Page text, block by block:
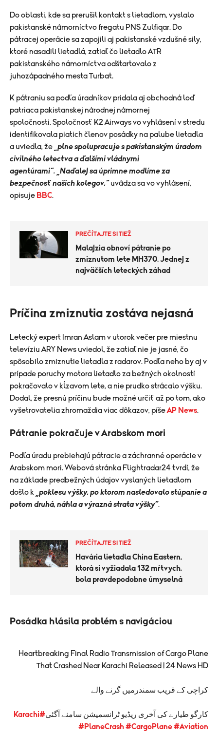
Do oblasti, kde sa prerušil kontakt s lietadlom, vyslalo
pakistanské námorníctvo fregatu PNS Zulfiqar. Do
pátracej operácie sa zapojili aj pakistanské vzdušné sily,
ktoré nasadili lietadlá, zatiaľ čo lietadlo ATR
pakistanského námorníctva odštartovalo z
juhozápadného mesta Turbat.
K pátraniu sa podľa úradníkov pridala aj obchodná loď
patriaca pakistanskej národnej námornej
spoločnosti.Spoločnosť K2 Airways vo vyhlásení v stredu
identifikovala piatich členov posádky na palube lietadla
a uviedla, že
„plne spolupracuje s pakistanským úradom
civilného letectva a ďalšími vládnymi
agentúrami“.
„Naďalej sa úprimne modlíme za
bezpečnosť našich kolegov,“uvádza sa vo vyhlásení,
opisuje BBC.
PREČÍTAJTE SI TIEŽ
Malajzia obnoví pátranie po
zmiznutom lete MH370. Jednej z
najväčších leteckých záhad
Príčina zmiznutia zostáva nejasná
Letecký expert Imran Aslam v utorok večer pre miestnu
televíziu ARY News uviedol, že zatiaľ nie je jasné, čo
spôsobilo zmiznutie lietadla z radarov. Podľa neho by aj v
prípade poruchy motora lietadlo za bežných okolností
pokračovalo v kĺzavom lete, a nie prudko strácalo výšku.
Dodal, že presnú príčinu bude možné určiť až po tom, ako
vyšetrovatelia zhromaždia viac dôkazov, píšeAP News.
Pátranie pokračuje v Arabskom mori
Podľa úradu prebiehajú pátracie a záchranné operácie v
Arabskom mori. Webová stránka Flightradar24 tvrdí, že
na základe predbežných údajov vyslaných lietadlom
došlo k
„poklesu výšky, po ktorom nasledovalo stúpanie a
potom druhá, náhla a výrazná strata výšky“.
PREČÍTAJTE SI TIEŽ
Havária lietadla China Eastern,
ktorá si vyžiadala 132 mŕtvych,
bola pravdepodobne úmyselná
Posádka hlásila problém s navigáciou
Heartbreaking Final Radio Transmission of Cargo Plane
That Crashed Near Karachi Released | 24 News HD
کراچی کے قریب سمندرمیں گرنے والے
کارگو طیارے کی آخری ریڈیو ٹرانسمیشن سامنے آگئی#Karachi
#PlaneCrash#CargoPlane#Aviation